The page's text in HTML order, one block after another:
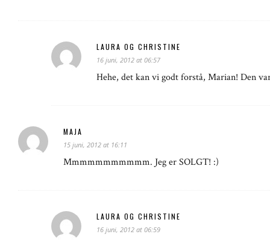
LAURA OG CHRISTINE
16 juni, 2012 at 06:57
Hehe, det kan vi godt forstå, Marian! Den
MAJA
15 juni, 2012 at 16:11
Mmmmmmmmmmm. Jeg er SOLGT! :)
LAURA OG CHRISTINE
16 juni, 2012 at 06:59